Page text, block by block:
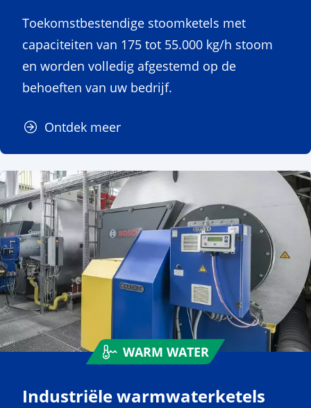
Toekomstbestendige stoomketels met
capaciteiten van 175 tot 55.000 kg/h stoom
en worden volledig afgestemd op de
behoeften van uw bedrijf.
Ontdek meer
WARM WATER
Industriële warmwaterketels